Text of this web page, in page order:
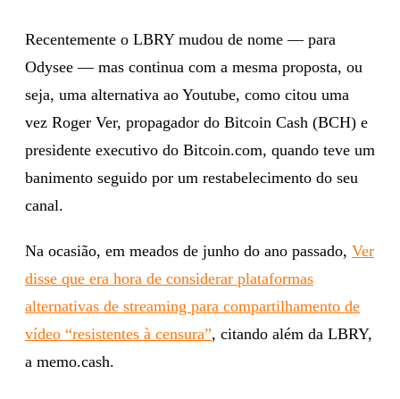
Recentemente o LBRY mudou de nome — para
Odysee — mas continua com a mesma proposta, ou
seja, uma alternativa ao Youtube, como citou uma
vez Roger Ver, propagador do Bitcoin Cash (BCH) e
presidente executivo do Bitcoin.com, quando teve um
banimento seguido por um restabelecimento do seu
canal.
Na ocasião, em meados de junho do ano passado, Ver
disse que era hora de considerar plataformas
alternativas de streaming para compartilhamento de
vídeo “resistentes à censura”, citando além da LBRY,
a memo.cash.